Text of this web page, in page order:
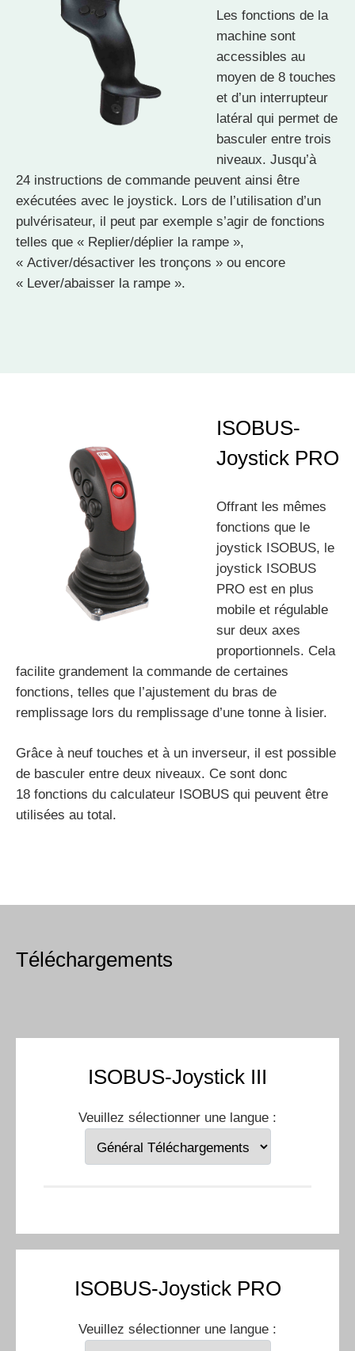
Les fonctions de la
machine sont
accessibles au
moyen de 8 touches
et d’un interrupteur
latéral qui permet de
basculer entre trois
niveaux. Jusqu’à
24 instructions de commande peuvent ainsi être
exécutées avec le joystick. Lors de l’utilisation d’un
pulvérisateur, il peut par exemple s’agir de fonctions
telles que « Replier/déplier la rampe »,
« Activer/désactiver les tronçons » ou encore
« Lever/abaisser la rampe ».
ISOBUS-
Joystick PRO
Offrant les mêmes
fonctions que le
joystick ISOBUS, le
joystick ISOBUS
PRO est en plus
mobile et régulable
sur deux axes
proportionnels. Cela
facilite grandement la commande de certaines
fonctions, telles que l’ajustement du bras de
remplissage lors du remplissage d’une tonne à lisier.
Grâce à neuf touches et à un inverseur, il est possible
de basculer entre deux niveaux. Ce sont donc
18 fonctions du calculateur ISOBUS qui peuvent être
utilisées au total.
Téléchargements
ISOBUS-Joystick III
Veuillez sélectionner une langue :
ISOBUS-Joystick PRO
Veuillez sélectionner une langue :